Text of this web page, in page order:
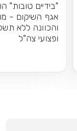
"בידיים טובות"
אגף השיקום -
והכוונה ללא
ופצועי צה"ל